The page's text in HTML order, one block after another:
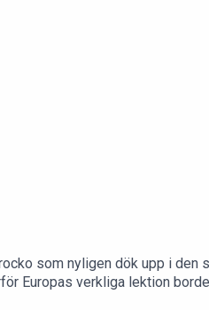
som nyligen dök upp i den
Europas verkliga lektion
och Rick Ross. Enjoy!